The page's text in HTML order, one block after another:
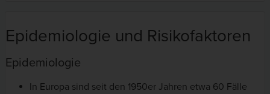
Epidemiologie und Risikofaktoren
Epidemiologie
In Europa sind seit den 1950er Jahren etwa 60 Fälle